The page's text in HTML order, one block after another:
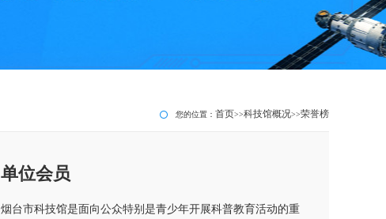
您的位置： 首页>>科技馆概况>>荣誉榜
单位会员
烟台市科技馆是面向公众特别是青少年开展科普教育活动的重